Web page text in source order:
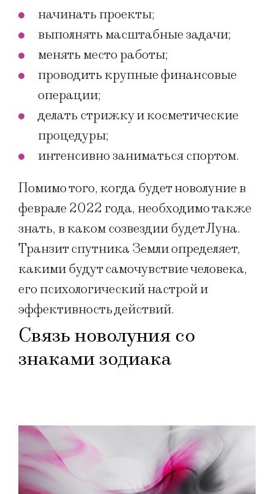
начинать проекты;
выполнять масштабные задачи;
менять место работы;
проводить крупные финансовые
операции;
делать стрижку и косметические
процедуры;
интенсивно заниматься спортом.
Помимо того, когда будет новолуние в
феврале 2022 года, необходимо также
знать, в каком созвездии будет Луна.
Транзит спутника Земли определяет,
какими будут самочувствие человека,
его психологический настрой и
эффективность действий.
Связь новолуния со
знаками зодиака